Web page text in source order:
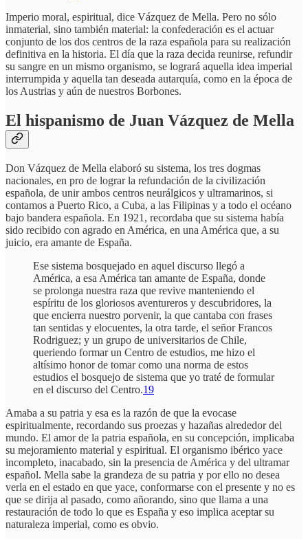
Imperio moral, espiritual, dice Vázquez de Mella. Pero no sólo
inmaterial, sino también material: la confederación es el actuar
conjunto de los dos centros de la raza española para su realización
definitiva en la historia. El día que la raza decida reunirse, refundir
su sangre en un mismo organismo, se logrará aquella idea imperial
interrumpida y aquella tan deseada autarquía, como en la época de
los Austrias y aún de nuestros Borbones.
El hispanismo de Juan Vázquez de Mella
Don Vázquez de Mella elaboró su sistema, los tres dogmas
nacionales, en pro de lograr la refundación de la civilización
española, de unir ambos centros neurálgicos y ultramarinos, si
contamos a Puerto Rico, a Cuba, a las Filipinas y a todo el océano
bajo bandera española. En 1921, recordaba que su sistema había
sido recibido con agrado en América, en una América que, a su
juicio, era amante de España.
Ese sistema bosquejado en aquel discurso llegó a
América, a esa América tan amante de España, donde
se prolonga nuestra raza que revive manteniendo el
espíritu de los gloriosos aventureros y descubridores, la
que encierra nuestro porvenir, la que cantaba con frases
tan sentidas y elocuentes, la otra tarde, el señor Francos
Rodriguez; y un grupo de universitarios de Chile,
queriendo formar un Centro de estudios, me hizo el
altísimo honor de tomar como una norma de estos
estudios el bosquejo de sistema que yo traté de formular
en el discurso del Centro.19
Amaba a su patria y esa es la razón de que la evocase
espiritualmente, recordando sus proezas y hazañas alrededor del
mundo. El amor de la patria española, en su concepción, implicaba
su mejoramiento material y espiritual. El organismo ibérico yace
incompleto, inacabado, sin la presencia de América y del ultramar
español. Mella sabe la grandeza de su patria y por ello no desea
verla en el estado en que yace, conformarse con el presente y no es
que se dirija al pasado, como añorando, sino que llama a una
restauración de todo lo que es España y eso implica aceptar su
naturaleza imperial, como es obvio.